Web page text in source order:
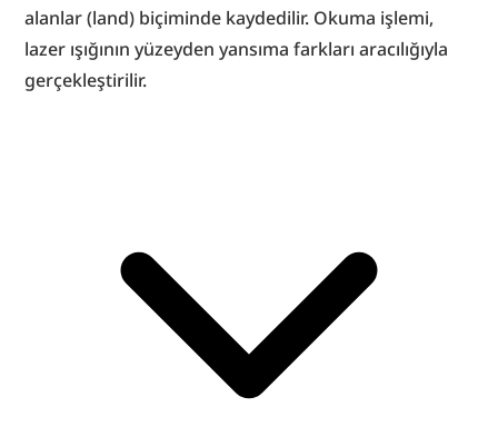
alanlar (land) biçiminde kaydedilir. Okuma işlemi,
lazer ışığının yüzeyden yansıma farkları aracılığıyla
gerçekleştirilir.